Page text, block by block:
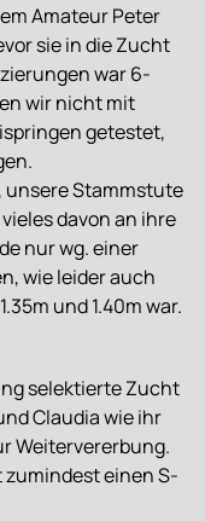
Amateur Peter
sie in die Zucht
war 6-
wir nicht mit
getestet,
unsere Stammstute
davon an ihre
nur wg. einer
wie leider auch
und 1.40m war.
selektierte Zucht
Claudia wie ihr
Weitervererbung.
einen S-